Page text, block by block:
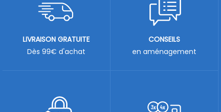
LIVRAISON GRATUITE
Dès 99€ d'achat
CONSEILS
en aménagement